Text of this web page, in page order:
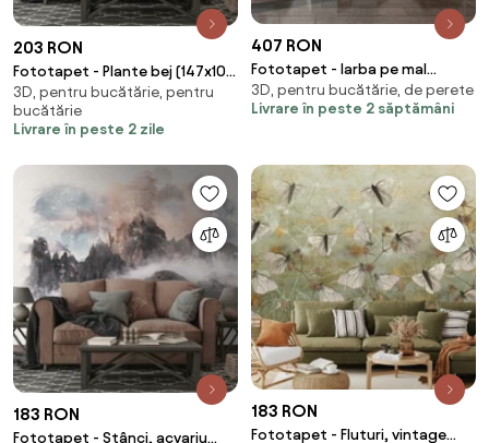
203 RON
Fototapet - Plante bej (147x102
cm)
3D, pentru bucătărie, pentru
bucătărie
Livrare în peste 2 zile
407 RON
Fototapet - Iarba pe mal
(254x184 cm)
3D, pentru bucătărie, de perete
Livrare în peste 2 săptămâni
183 RON
Fototapet - Stânci, acvariu
183 RON
Fototapet - Fluturi, vintage